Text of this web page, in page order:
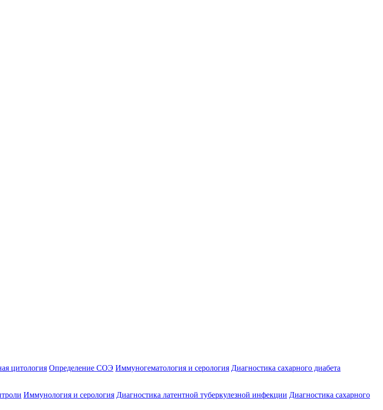
цитология Определение СОЭ Иммуногематология и серология Диагностика сахарного диабета
Иммунология и серология Диагностика латентной туберкулезной инфекции Диагностика сахарного